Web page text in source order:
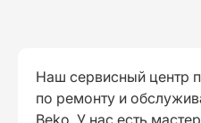
Наш сервисный центр
по ремонту и
Beko. У нас есть